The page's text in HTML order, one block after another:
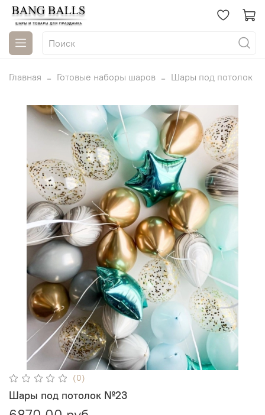
Главная Готовые наборы шаров Шары под потолок
(0)
Шары под потолок №23